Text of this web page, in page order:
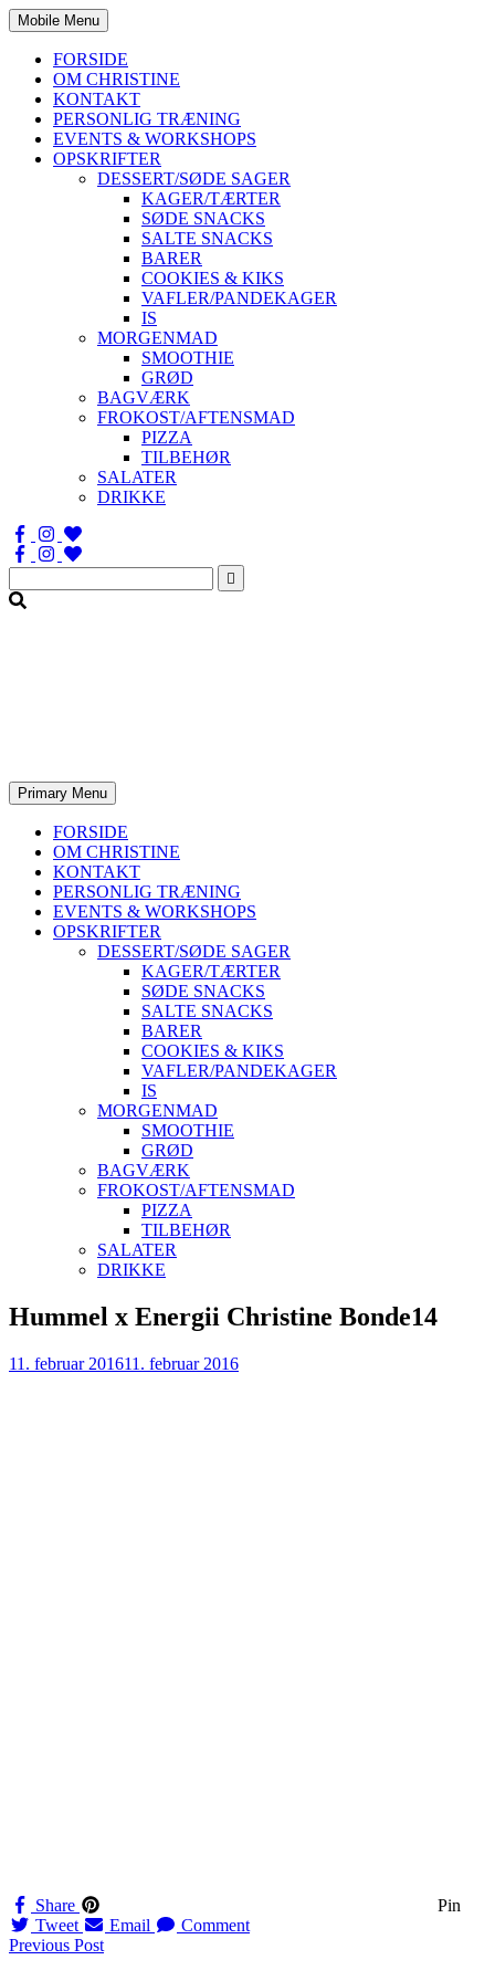
Mobile Menu
FORSIDE
OM CHRISTINE
KONTAKT
PERSONLIG TRÆNING
EVENTS & WORKSHOPS
OPSKRIFTER
DESSERT/SØDE SAGER
KAGER/TÆRTER
SØDE SNACKS
SALTE SNACKS
BARER
COOKIES & KIKS
VAFLER/PANDEKAGER
IS
MORGENMAD
SMOOTHIE
GRØD
BAGVÆRK
FROKOST/AFTENSMAD
PIZZA
TILBEHØR
SALATER
DRIKKE
Søg
efter:
Primary Menu
FORSIDE
OM CHRISTINE
KONTAKT
PERSONLIG TRÆNING
EVENTS & WORKSHOPS
OPSKRIFTER
DESSERT/SØDE SAGER
KAGER/TÆRTER
SØDE SNACKS
SALTE SNACKS
BARER
COOKIES & KIKS
VAFLER/PANDEKAGER
IS
MORGENMAD
SMOOTHIE
GRØD
BAGVÆRK
FROKOST/AFTENSMAD
PIZZA
TILBEHØR
SALATER
DRIKKE
Skip
to
Hummel x Energii Christine Bonde14
11. februar 201611. februar 2016
Share
Pin
Tweet
Email Comment
Navigation
Previous Post